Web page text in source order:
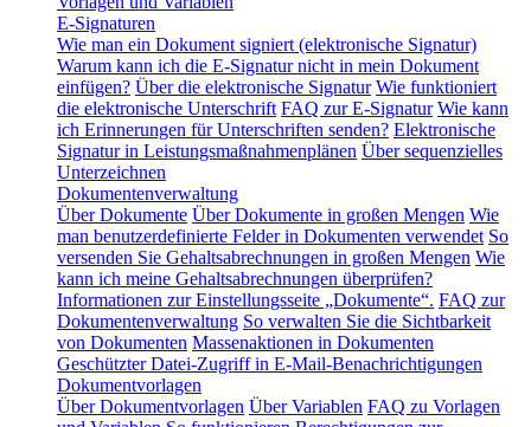
E-Signaturen
Wie man ein Dokument signiert (elektronische Signatur)
Warum kann ich die E-Signatur nicht in mein Dokument
einfügen? Über die elektronische Signatur Wie funktioniert
die elektronische Unterschrift FAQ zur E-Signatur Wie kann
ich Erinnerungen für Unterschriften senden? Elektronische
Signatur in Leistungsmaßnahmenplänen Über sequenzielles
Unterzeichnen
Dokumentenverwaltung
Über Dokumente Über Dokumente in großen Mengen Wie
man benutzerdefinierte Felder in Dokumenten verwendet So
versenden Sie Gehaltsabrechnungen in großen Mengen Wie
kann ich meine Gehaltsabrechnungen überprüfen?
Informationen zur Einstellungsseite „Dokumente“. FAQ zur
Dokumentenverwaltung So verwalten Sie die Sichtbarkeit
von Dokumenten Massenaktionen in Dokumenten
Geschützter Datei-Zugriff in E-Mail-Benachrichtigungen
Dokumentvorlagen
Über Dokumentvorlagen Über Variablen FAQ zu Vorlagen